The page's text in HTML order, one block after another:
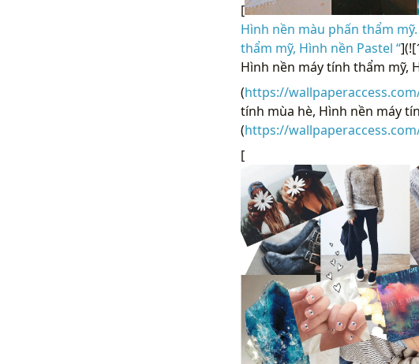
[
Hình nền màu phấn thẩm
thẩm mỹ, Hình nền Pastel “
Hình nền máy tính thẩm mỹ,
(https://
tính mùa hè, Hình nền máy
(https://
[